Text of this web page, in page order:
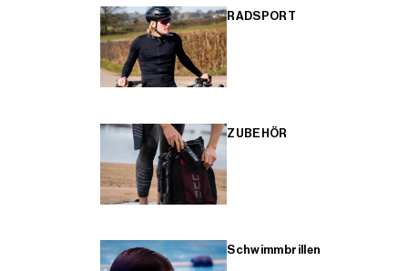
RADSPORT
ZUBEHÖR
Schwimmbrillen